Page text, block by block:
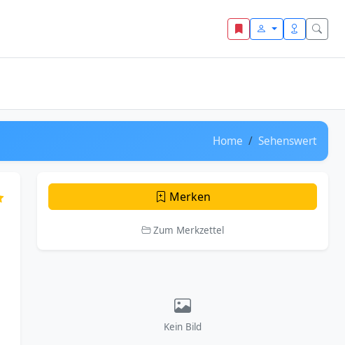
Home Sehenswert
Merken
Zum Merkzettel
Kein Bild